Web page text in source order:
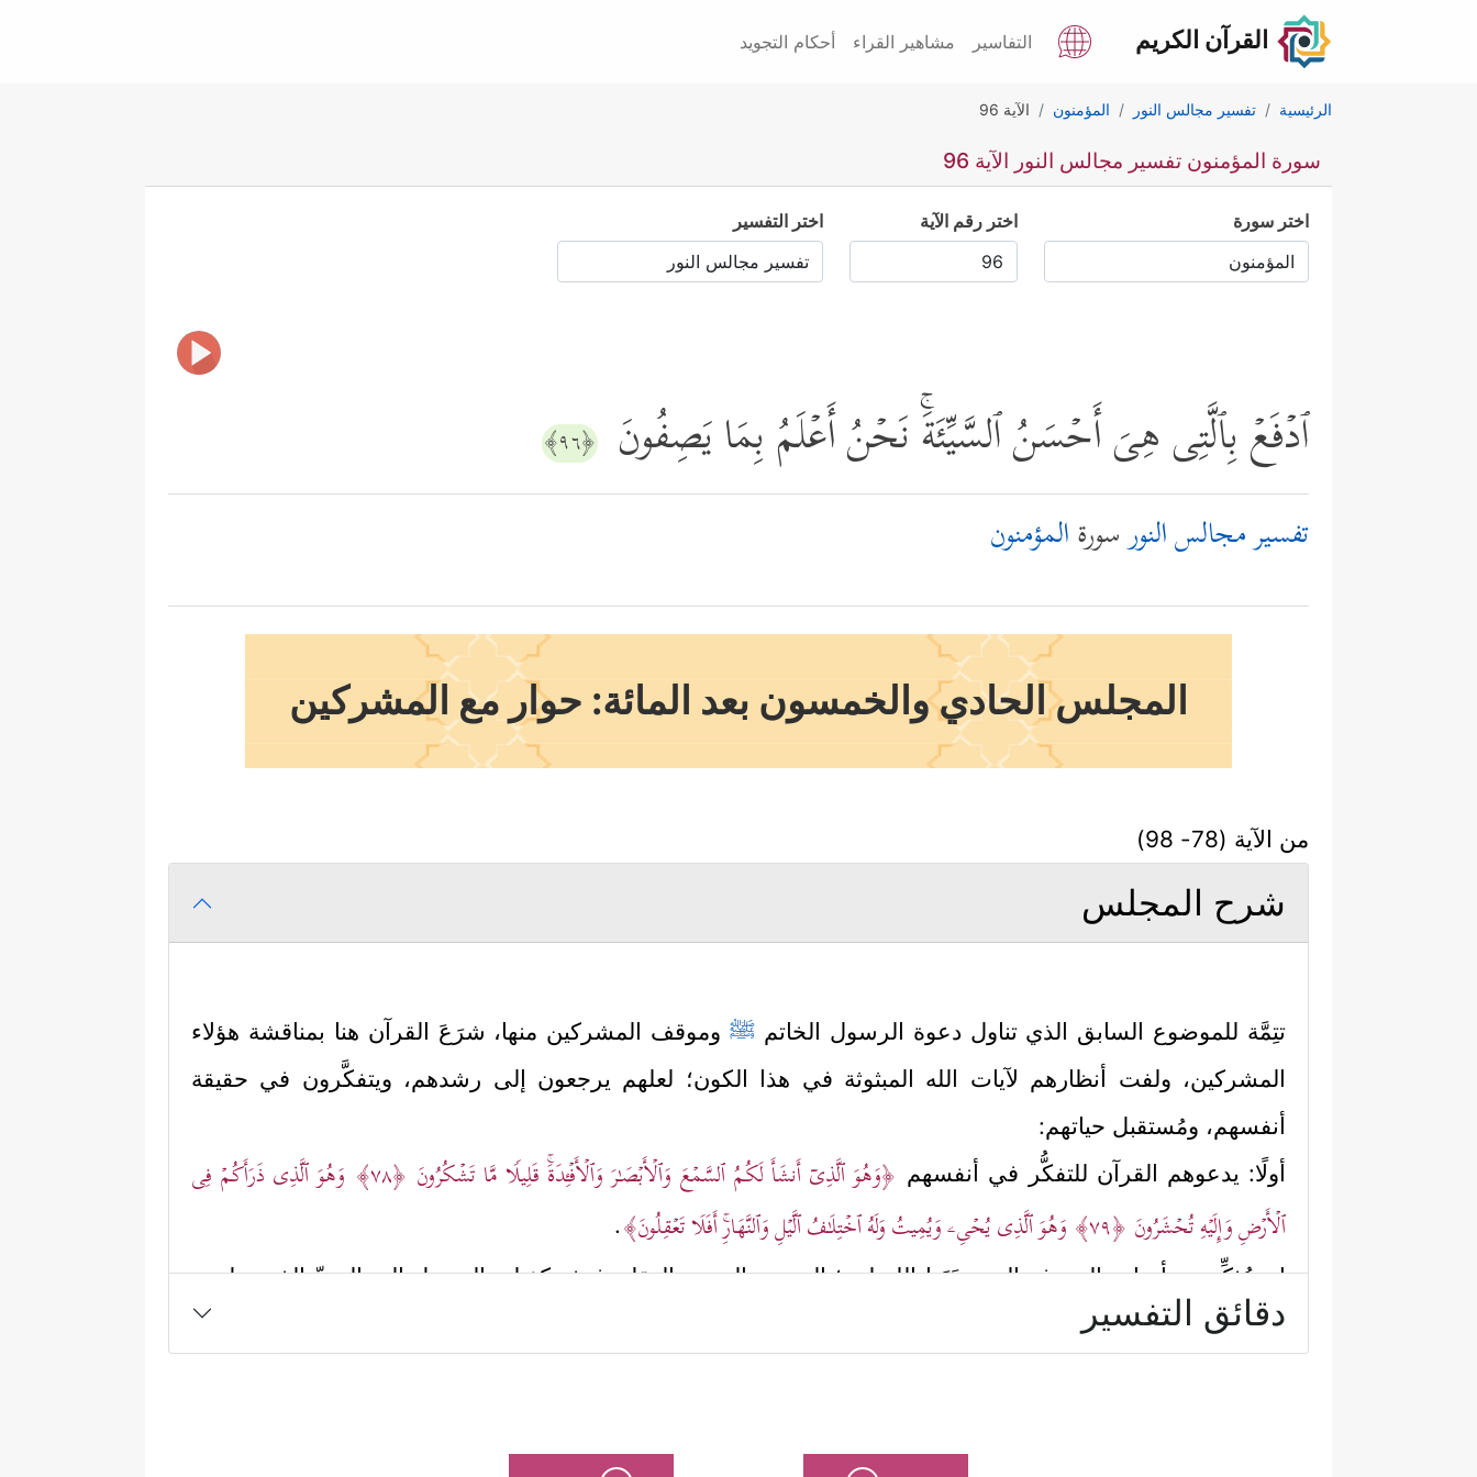
القرآن الكريم التفاسير مشاهير القراء أحكام التجويد
الرئيسية تفسير مجالس النور المؤمنون الآية 96
سورة المؤمنون تفسير مجالس النور الآية 96
اختر سورة اختر رقم الآية اختر التفسير
ٱدۡفَعۡ بِٱلَّتِی هِیَ أَحۡسَنُ ٱلسَّیِّئَةَۚ نَحۡنُ أَعۡلَمُ بِمَا یَصِفُونَ ﴿٩٦﴾
تفسير مجالس النورسورةالمؤمنون
المجلس الحادي والخمسون بعد المائة: حوار مع المشركين
من الآية (78- 98)
شرح المجلس
تتِمَّة للموضوع السابق الذي تناول دعوة الرسول الخاتم ﷺ وموقف المشركين منها، شرَعَ القرآن هنا بمناقشة هؤلاء
المشركين، ولفت أنظارهم لآيات الله المبثوثة في هذا الكون؛ لعلهم يرجعون إلى رشدهم، ويتفكَّرون في حقيقة
أنفسهم، ومُستقبل حياتهم:
أولًا: يدعوهم القرآن للتفكُّر في أنفسهم ﴿وَهُوَ ٱلَّذِیۤ أَنشَأَ لَكُمُ ٱلسَّمۡعَ وَٱلۡأَبۡصَـٰرَ وَٱلۡأَفۡـِٔدَةَۚ قَلِیلࣰا مَّا تَشۡكُرُونَ ﴿٧٨﴾
وَهُوَ ٱلَّذِی ذَرَأَكُمۡ فِی
ٱلۡأَرۡضِ وَإِلَیۡهِ تُحۡشَرُونَ ﴿٧٩﴾ وَهُوَ ٱلَّذِی یُحۡیِۦ وَیُمِیتُ وَلَهُ ٱخۡتِلَـٰفُ ٱلَّیۡلِ وَٱلنَّهَارِۚ أَفَلَا تَعۡقِلُونَ﴾ .
إنه يُذكِّرهم بأدوات المعرفة التي وهَبَها الله لهم؛ السمع والبصر والعقل، فهذه كفيلة بالوصول إلى الحقِّ الذي نزل به
الوحي، فإنَّ مُنزِّل الوحي هو نفسه خالق هذه الأدوات، يُذكِّرهم ببداية الخلق، وكيف أنشأهم الله مِن العدم ثم كثَّرهم
ثانيًا: يذكر شُبهتهم المتكررة، والتي تلوكها ألسنتهم دون وعيٍ بتلك الحقائق، ولا بحركةِ الحياة مِن حولهم
دقائق التفسير